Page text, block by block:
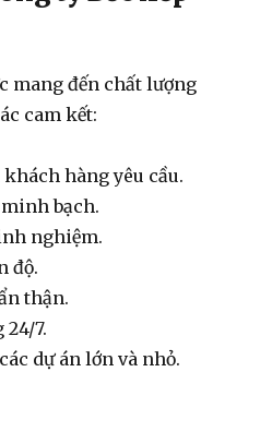
mang đến chất lượng
cam kết:
hàng yêu cầu.
bạch.
nghiệm.
độ.
thận.
7.
dự án lớn và nhỏ.